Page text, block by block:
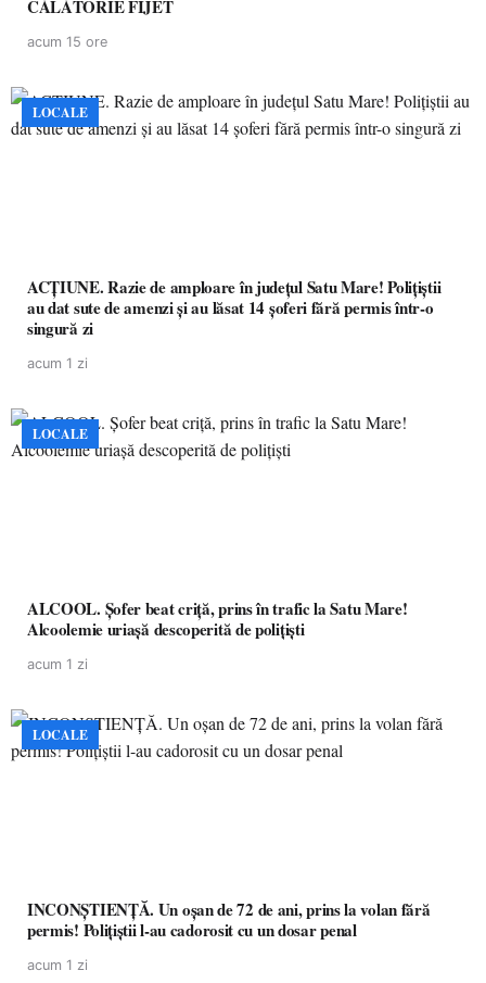
CĂLĂTORIE FIJET
acum 15 ore
LOCALE
ACȚIUNE. Razie de amploare în județul Satu Mare! Polițiștii
au dat sute de amenzi și au lăsat 14 șoferi fără permis într-o
singură zi
acum 1 zi
LOCALE
ALCOOL. Șofer beat criță, prins în trafic la Satu Mare!
Alcoolemie uriașă descoperită de polițiști
acum 1 zi
LOCALE
INCONȘTIENȚĂ. Un oșan de 72 de ani, prins la volan fără
permis! Polițiștii l-au cadorosit cu un dosar penal
acum 1 zi